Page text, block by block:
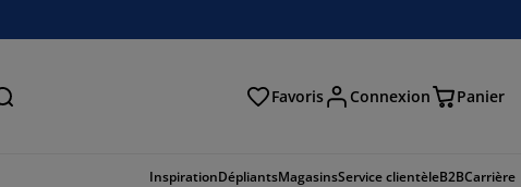
Recherche Favoris Connexion Panier
InspirationDépliantsMagasinsService clientèleB2BCarrière